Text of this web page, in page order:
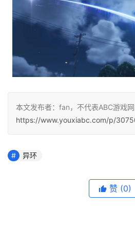
本文发布者：fan，不代表ABC游戏网
https://www.youxiabc.com/p/
异环
赞 (0)